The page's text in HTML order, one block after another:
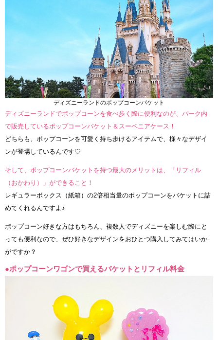
ディズニーランドのポップコーンバケット
ディズニーランドでポップコーンを食べ歩く際に便利なのが、パーク内
で販売しているポップコーンバケット＆スーベニアケース！
どちらも、ポップコーンを可愛く持ち歩けるアイテムで、様々なデザイ
ンが登場しているんです♡
そして、ポップコーンバケットを持つ最大のメリットは、「リフィル
（おかわり）」ができること！
レギュラーボックス（紙箱）の2倍相当量のポップコーンをバケットに詰
めてくれるんですよ♪
ポップコーン好きな方はもちろん、複数人でディズニーを楽しむ際にと
っても便利なので、ぜひ好きなデザインをおひとつ購入してみてはいか
がですか？
●ポップコーンワゴンで買えるバケットとリフィル料金